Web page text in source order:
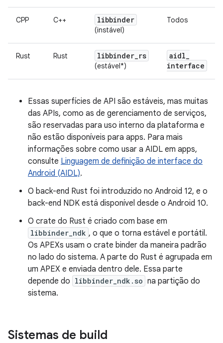
CPP C++ libbinder
(instável)
Todos
Rust Rust libbinder_rs
(estável*)
aidl_
interface
Essas superfícies de API são estáveis, mas muitas
das APIs, como as de gerenciamento de serviços,
são reservadas para uso interno da plataforma e
não estão disponíveis para apps. Para mais
informações sobre como usar a AIDL em apps,
consulte Linguagem de definição de interface do
Android (AIDL).
O back-end Rust foi introduzido no Android 12, e o
back-end NDK está disponível desde o Android 10.
O crate do Rust é criado com base em
libbinder_ndk , o que o torna estável e portátil.
Os APEXs usam o crate binder da maneira padrão
no lado do sistema. A parte do Rust é agrupada em
um APEX e enviada dentro dele. Essa parte
depende do libbinder_ndk.so na partição do
sistema.
Sistemas de build